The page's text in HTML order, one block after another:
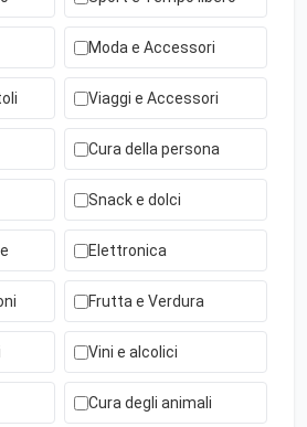
Moda e Accessori
Viaggi e Accessori
Cura della persona
Snack e dolci
Elettronica
Frutta e Verdura
Vini e alcolici
Cura degli animali